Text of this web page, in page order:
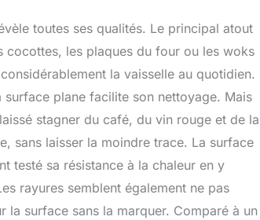
toutes ses qualités. Le principal atout
cocottes, les plaques du four ou les woks
la vaisselle au quotidien.
plane facilite son nettoyage. Mais
stagner du café, du vin rouge et de la
sans laisser la moindre trace. La surface
testé sa résistance à la chaleur en y
rayures semblent également ne pas
la surface sans la marquer. Comparé à un